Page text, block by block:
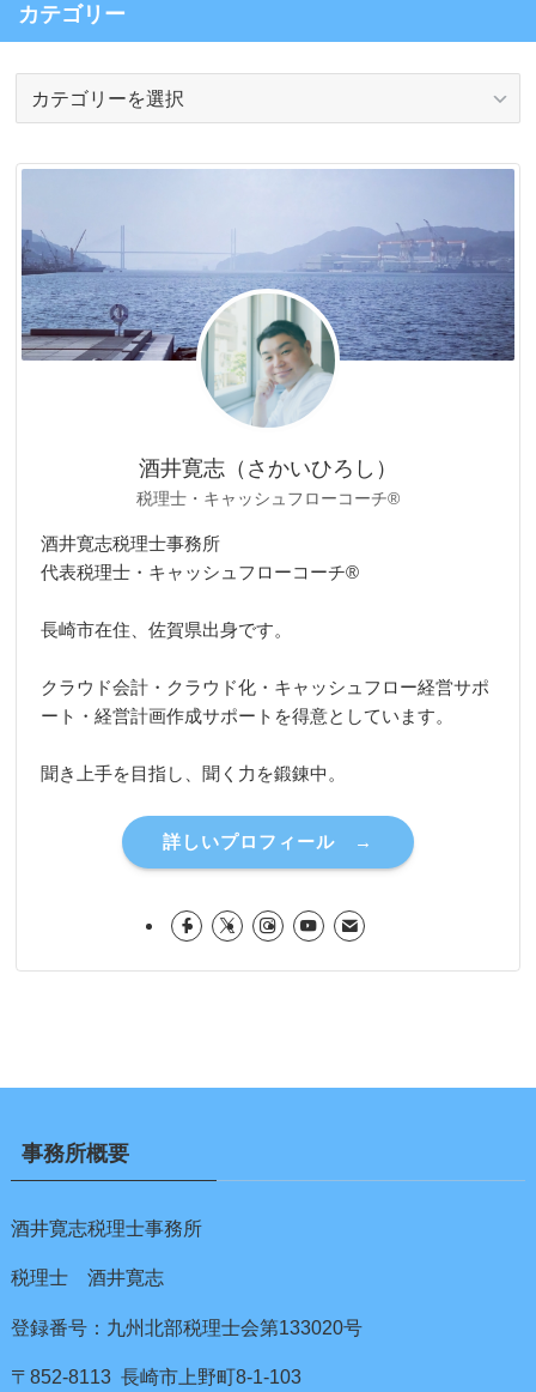
カテゴリー
リ
酒井寛志（さかいひろし）
税理士・キャッシュフローコーチ®
酒井寛志税理士事務所
代表税理士・キャッシュフローコーチ®
長崎市在住、佐賀県出身です。
クラウド会計・クラウド化・キャッシュフロー経営サポ
ート・経営計画作成サポートを得意としています。
聞き上手を目指し、聞く力を鍛錬中。
詳しいプロフィール →
事務所概要
酒井寛志税理士事務所
税理士 酒井寛志
登録番号：九州北部税理士会第133020号
〒852-8113 長崎市上野町8-1-103